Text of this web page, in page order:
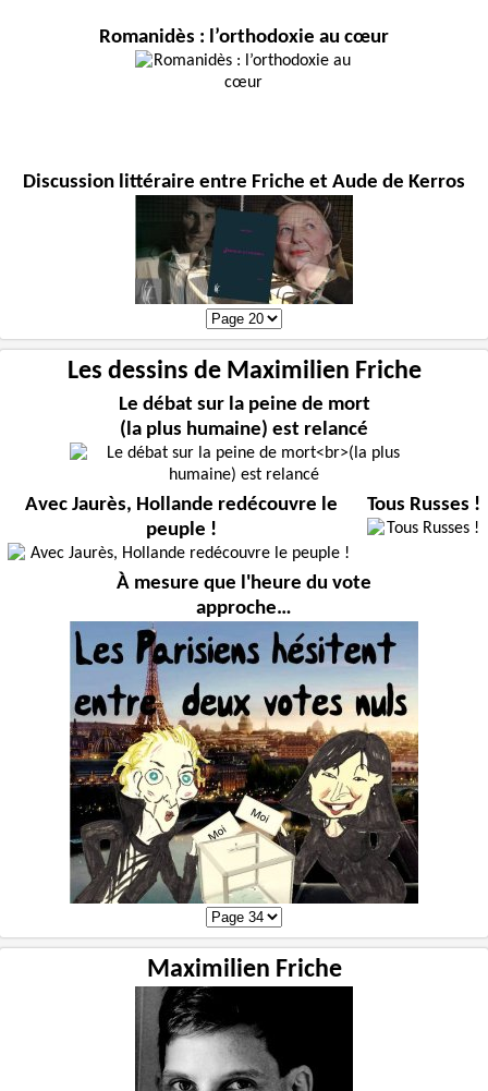
Romanidès : l’orthodoxie au cœur
Discussion littéraire entre Friche et Aude de Kerros
Les dessins de Maximilien Friche
Le débat sur la peine de mort
(la plus humaine) est relancé
Avec Jaurès, Hollande redécouvre le
peuple !
Tous Russes !
À mesure que l'heure du vote
approche…
Maximilien Friche